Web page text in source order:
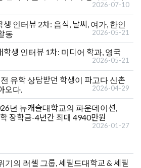
2026-07-10
생 인터뷰 2차: 음식, 날씨, 여가, 한인
동
2026-05-21
학생 인터뷰 1차: 미디어 학과, 영국
2026-05-21
유학 상담받던 학생이 파고다 신촌
오다.
2026-04-29
년 뉴캐슬대학교의 파운데이션,
장학금-4년간 최대 4940만원
2026-01-27
기의 러셀 그룹, 셰필드대학교 & 셰필